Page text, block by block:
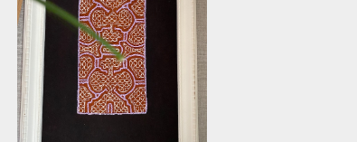
額装20白枠 泥染め刺繍薄紫 緻密
な刺繍 Pimacotton シピボ族の手
刺繍 泥染め 天然染め
¥5,600
20%OFF